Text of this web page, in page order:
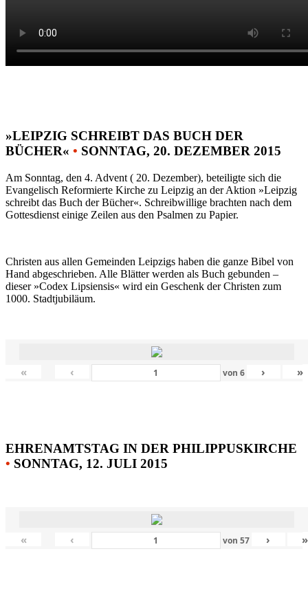
»LEIPZIG SCHREIBT DAS BUCH DER
BÜCHER« • SONNTAG, 20. DEZEMBER 2015
Am Sonntag, den 4. Advent ( 20. Dezember), beteiligte sich die
Evangelisch Reformierte Kirche zu Leipzig an der Aktion »Leipzig
schreibt das Buch der Bücher«. Schreibwillige brachten nach dem
Gottesdienst einige Zeilen aus den Psalmen zu Papier.
Christen aus allen Gemeinden Leipzigs haben die ganze Bibel von
Hand abgeschrieben. Alle Blätter werden als Buch gebunden –
dieser »Codex Lipsiensis« wird ein Geschenk der Christen zum
1000. Stadtjubiläum.
« ‹ von 6 › »
EHRENAMTSTAG IN DER PHILIPPUSKIRCHE
• SONNTAG, 12. JULI 2015
« ‹ von 57 › »